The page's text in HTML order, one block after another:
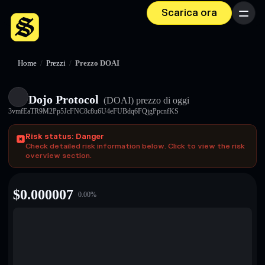
Scarica ora Menu
Home / Prezzi / Prezzo DOAI
Dojo Protocol (DOAI) prezzo di oggi
3vmfEaTR9M2Pp5JcFNC8c8u6U4eFUBdq6FQjgPpcnfKS
Risk status: Danger
Check detailed risk information below. Click to view the risk
overview section.
$0.000007 0.00%